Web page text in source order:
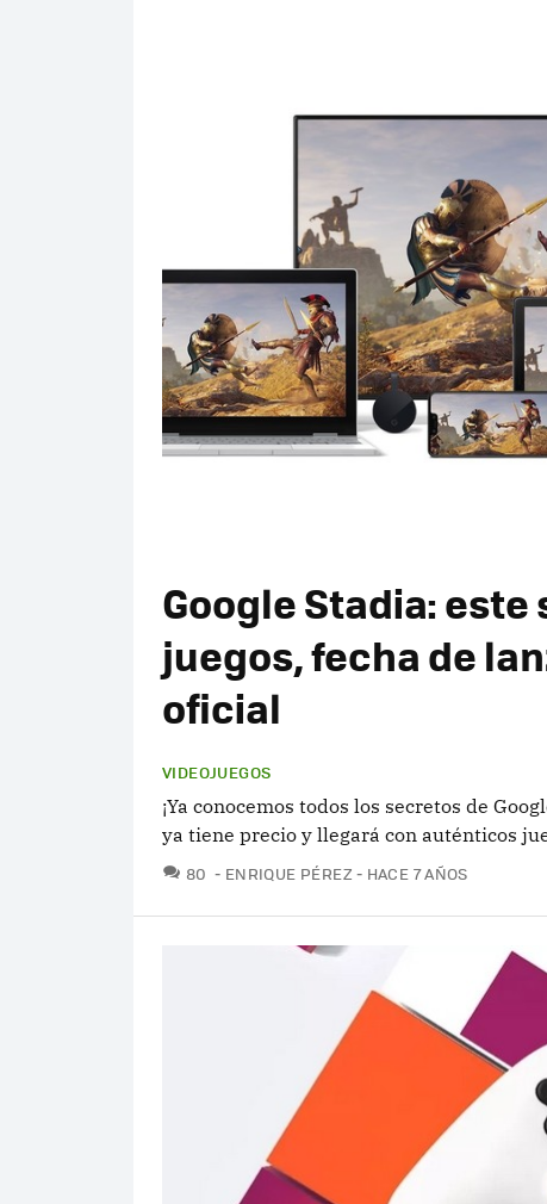
Google Stadia:
juegos, fecha de
oficial
VIDEOJUEGOS
¡Ya conocemos todos los secretos de
ya tiene precio y llegará con auténticos
80 COMENTARIOS
ENRIQUE PÉREZ HACE 7 AÑOS